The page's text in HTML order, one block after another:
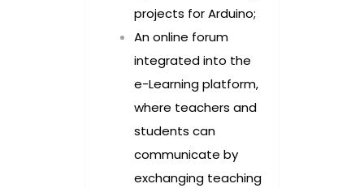
projects for Arduino;
An online forum
integrated into the
e-Learning platform,
where teachers and
students can
communicate by
exchanging teaching